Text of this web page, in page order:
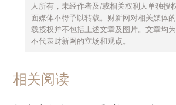
人所有，未经作者及/或相关权利人单独授
面媒体不得予以转载。财新网对相关媒体
载授权并不包括上述文章及图片。文章均
不代表财新网的立场和观点。
相关阅读